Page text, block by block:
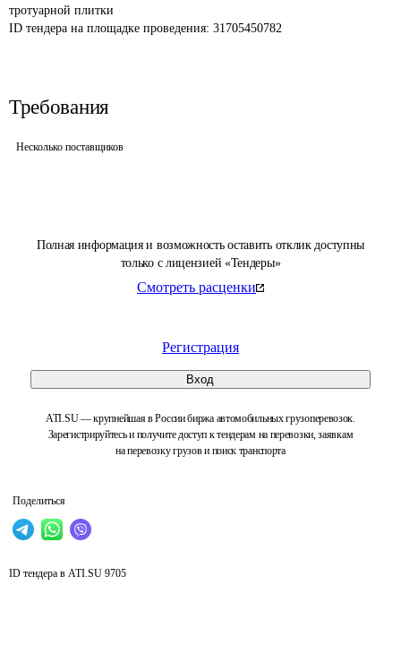
Полная информация и возможность оставить отклик доступны
только с лицензией «Тендеры»
Смотреть расценки
Регистрация
Вход
ATI.SU — крупнейшая в России биржа автомобильных грузоперевозок.
Зарегистрируйтесь и получите доступ к тендерам на перевозки, заявкам
на перевозку грузов и поиск транспорта
Поделиться
тротуарной плитки
ID тендера на площадке проведения: 31705450782
Требования
Несколько поставщиков
ID тендера в ATI.SU 9705